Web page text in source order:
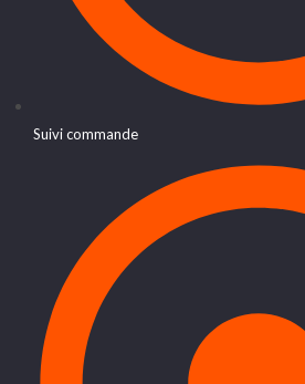
Suivi commande